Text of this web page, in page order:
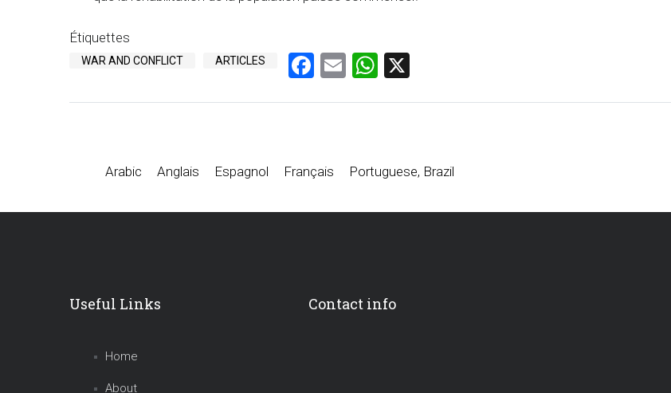
Étiquettes
WAR AND CONFLICT ARTICLES Facebook
EmailWhatsApp
Arabic Anglais Espagnol Français Portuguese, Brazil
Useful Links
Home
About
Contact info